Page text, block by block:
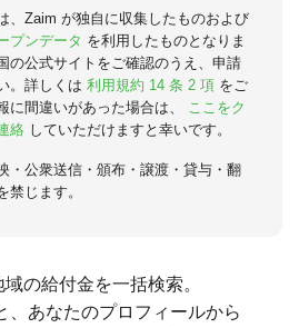
、Zaim が独自に収集したものおよび
プンデータ を利用したものとなりま
の公式サイトをご確認のうえ、申請
。詳しくは 利用規約 14 条 2 項 をご
に間違いがあった場合は、
ここをク
絡 していただけますと幸いです。
・公衆送信・頒布・譲渡・貸与・翻
禁じます。
の給付金を一括検索。
、あなたのプロフィールから